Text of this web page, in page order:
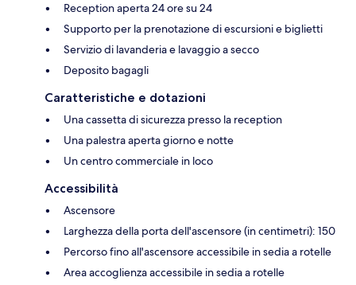
Reception aperta 24 ore su 24
Supporto per la prenotazione di escursioni e biglietti
Servizio di lavanderia e lavaggio a secco
Deposito bagagli
Caratteristiche e dotazioni
Una cassetta di sicurezza presso la reception
Una palestra aperta giorno e notte
Un centro commerciale in loco
Accessibilità
Ascensore
Larghezza della porta dell'ascensore (in centimetri): 150
Percorso fino all'ascensore accessibile in sedia a rotelle
Area accoglienza accessibile in sedia a rotelle